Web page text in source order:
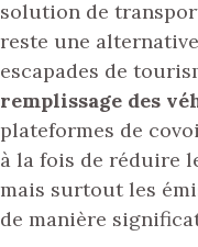
solution de
reste une
escapades de
remplissage des
plateformes de
à la fois de réduire
mais surtout les
de manière